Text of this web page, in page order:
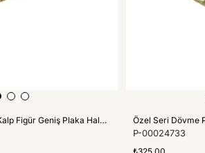
Özel Seri Zirkon Taşlı Kalp Figür Geniş Plaka Halka Küpe (İç Çap:1.5 Cm)
P-00024733